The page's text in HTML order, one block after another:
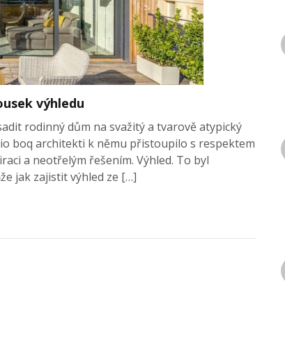
výhledu
rodinný dům na svažitý a tvarově atypický
boq architekti k němu přistoupilo s respektem
a neotřelým řešením. Výhled. To byl
jak zajistit výhled ze […]